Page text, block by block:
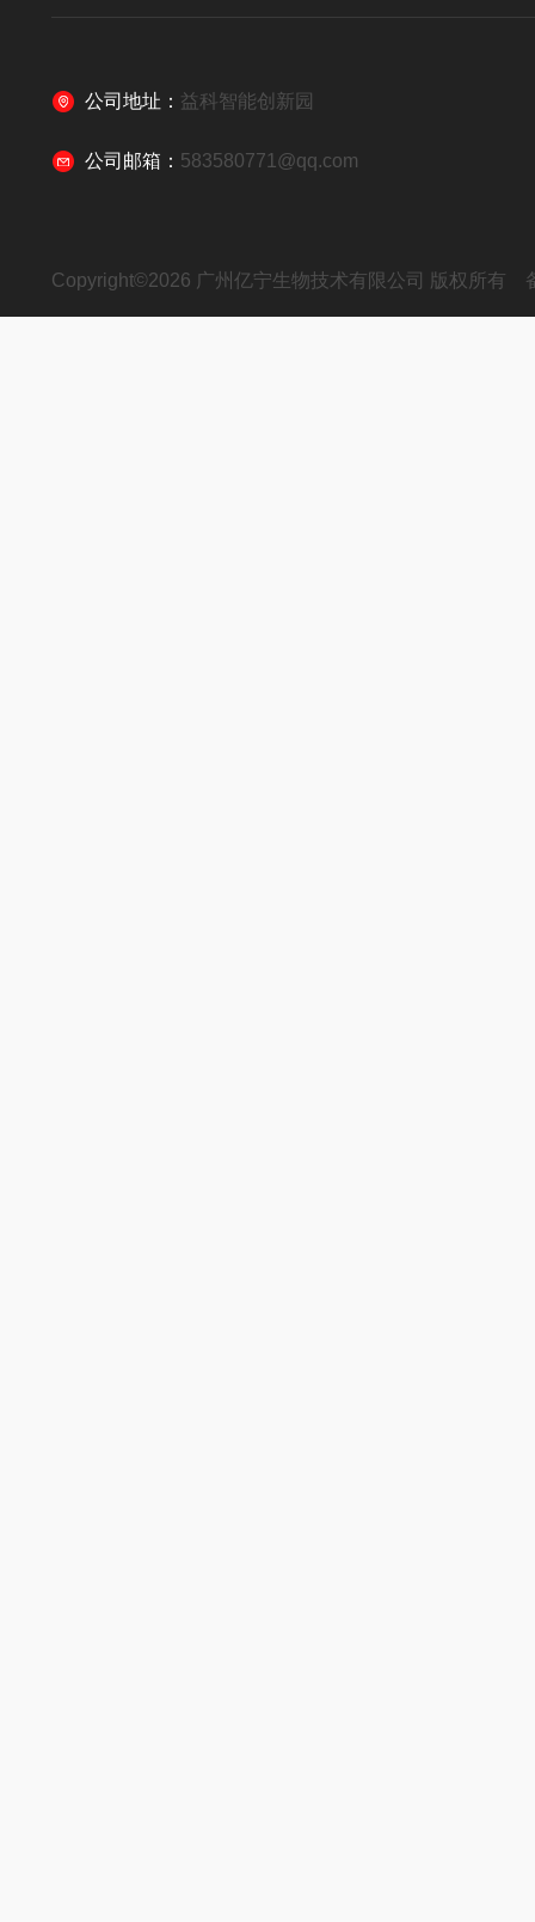
公司地址： 益科智能创新园
公司邮箱： 583580771@qq.com
Copyright©2026 广州亿宁生物技术有限公司 版权所有